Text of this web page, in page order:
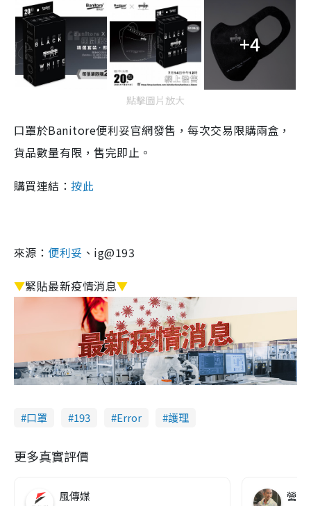
+4
點擊圖片放大
口罩於Banitore便利妥官網發售，每次交易限購兩盒，
貨品數量有限，售完即止。
購買連結：按此
來源： 便利妥 、ig@193
▼緊貼最新疫情消息▼
口罩 193 Error 護理
更多真實評價
風傳媒 營養